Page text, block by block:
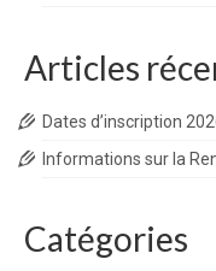
Articles
Dates d’inscription
Informations sur la
Catégories